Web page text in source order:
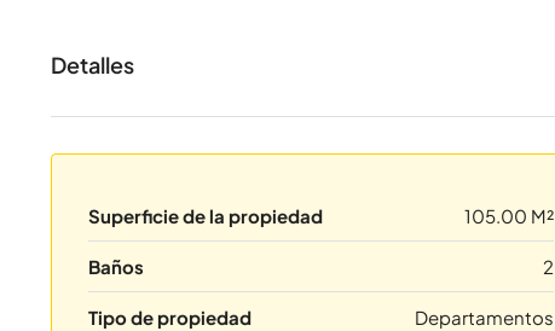
Detalles
Superficie de la propiedad 105.00 M²
Baños 2
Tipo de propiedad Departamentos